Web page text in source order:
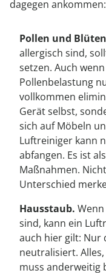
dagegen ankommen:
Pollen und
allergisch sind,
setzen. Auch
Pollenbelastung
vollkommen
Gerät selbst,
sich auf Möbeln
Luftreiniger kann
abfangen. Es ist
Maßnahmen.
Unterschied
Hausstaub.
sind, kann ein
auch hier gilt: Nur
neutralisiert.
muss anderweitig